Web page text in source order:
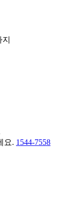
요. 1544-7558